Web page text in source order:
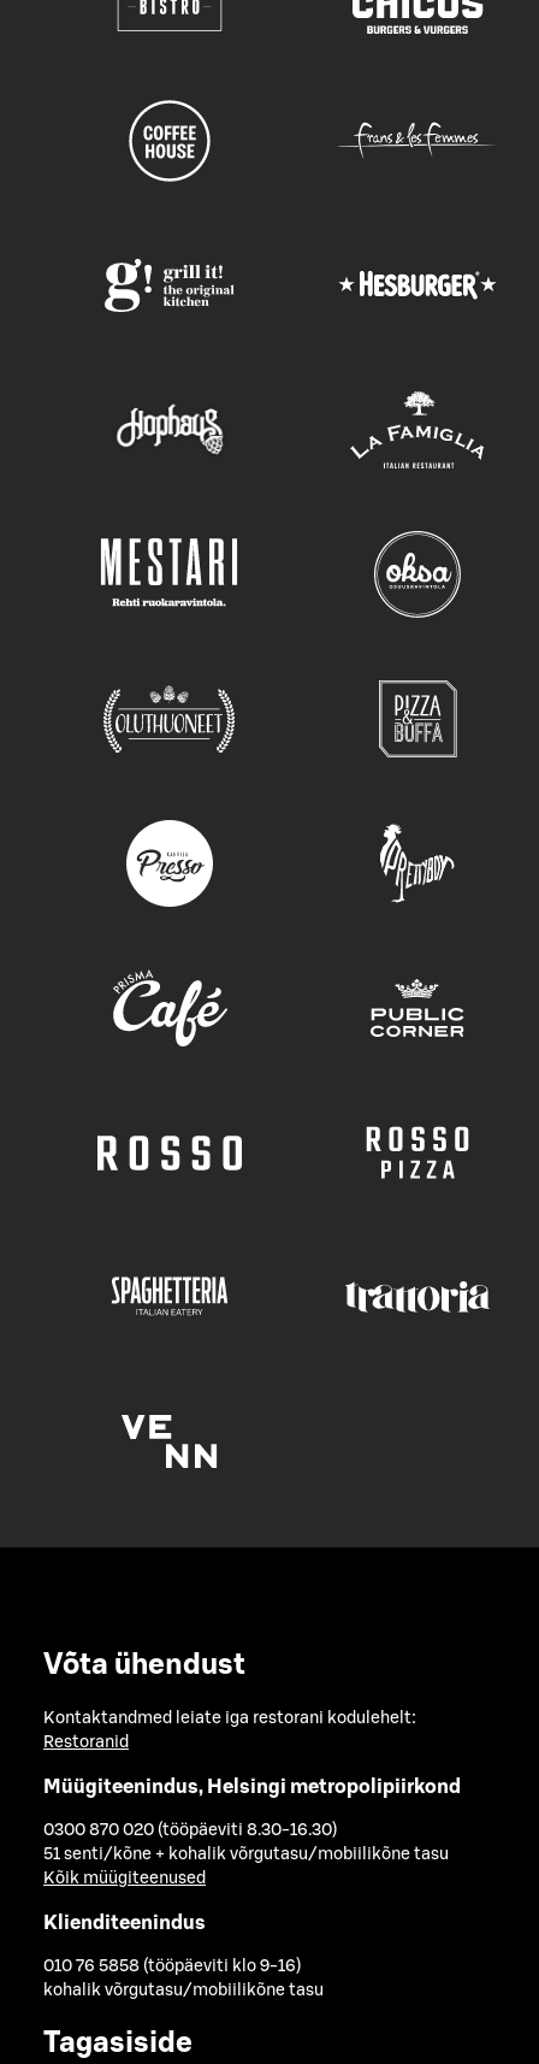
Võta ühendust
Kontaktandmed leiate iga restorani kodulehelt:
Restoranid
Müügiteenindus, Helsingi metropolipiirkond
0300 870 020 (tööpäeviti 8.30-16.30)
51 senti/kõne + kohalik võrgutasu/mobiilikõne tasu
Kõik müügiteenused
Klienditeenindus
010 76 5858 (tööpäeviti klo 9-16)
kohalik võrgutasu/mobiilikõne tasu
Tagasiside